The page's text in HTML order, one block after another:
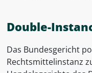
Double-
Das Bundesgericht
Rechtsmittelinstanz